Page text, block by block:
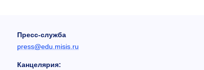
Пресс-служба
press@edu.misis.ru
Канцелярия: